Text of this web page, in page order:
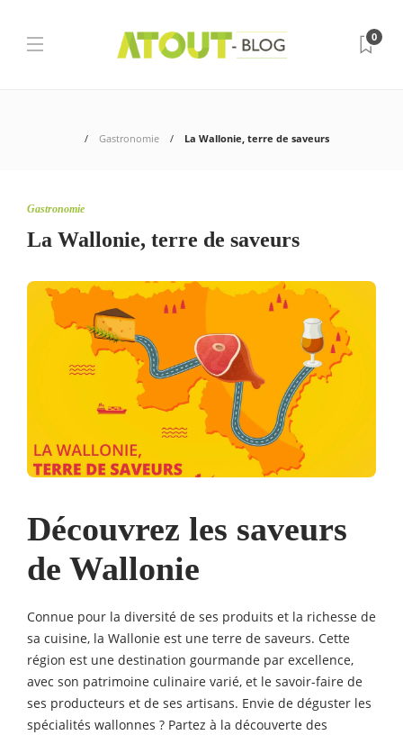
0
Gastronomie La Wallonie, terre de saveurs
Gastronomie
La Wallonie, terre de saveurs
Découvrez les saveurs
de Wallonie
Connue pour la diversité de ses produits et la richesse de
sa cuisine, la Wallonie est une terre de saveurs. Cette
région est une destination gourmande par excellence,
avec son patrimoine culinaire varié, et le savoir-faire de
ses producteurs et de ses artisans. Envie de déguster les
spécialités wallonnes ? Partez à la découverte des